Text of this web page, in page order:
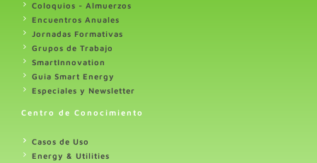
Coloquios - Almuerzos
Encuentros Anuales
Jornadas Formativas
Grupos de Trabajo
SmartInnovation
Guia Smart Energy
Especiales y Newsletter
Centro de Conocimiento
Casos de Uso
Energy & Utilities